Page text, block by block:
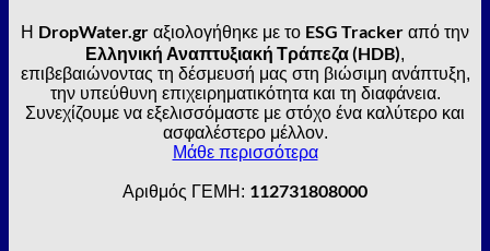
Η DropWater.gr αξιολογήθηκε με το ESG Tracker από την
Ελληνική Αναπτυξιακή Τράπεζα (HDB),
επιβεβαιώνοντας τη δέσμευσή μας στη βιώσιμη ανάπτυξη,
την υπεύθυνη επιχειρηματικότητα και τη διαφάνεια.
Συνεχίζουμε να εξελισσόμαστε με στόχο ένα καλύτερο και
ασφαλέστερο μέλλον.
Μάθε περισσότερα
Αριθμός ΓΕΜΗ: 112731808000